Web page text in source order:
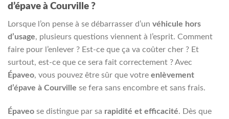
d’épave à Courville ?
Lorsque l’on pense à se débarrasser d’un véhicule hors
d’usage, plusieurs questions viennent à l’esprit. Comment
faire pour l’enlever ? Est-ce que ça va coûter cher ? Et
surtout, est-ce que ce sera fait correctement ? Avec
Épaveo, vous pouvez être sûr que votre enlèvement
d’épave à Courville se fera sans encombre et sans frais.
Épaveo se distingue par sa rapidité et efficacité. Dès que